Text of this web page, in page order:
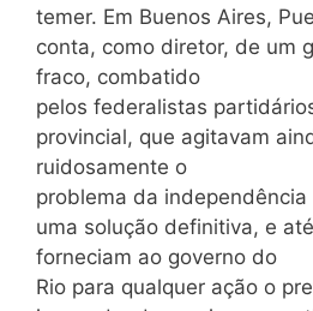
temer. Em Buenos Aires,
conta, como diretor, de um
fraco, combatido
pelos federalistas
provincial, que agitavam
ruidosamente o
problema da
uma solução definitiva, e
forneciam ao governo do
Rio para qualquer ação o